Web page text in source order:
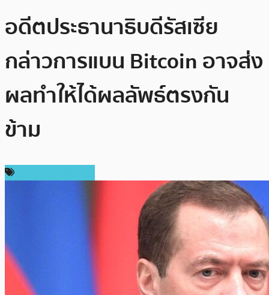
อดีตประธานาธิบดีรัสเซีย
กล่าวการแบน Bitcoin อาจส่ง
ผลทำให้ได้ผลลัพธ์ตรงกัน
ข้าม